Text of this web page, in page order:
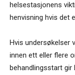
helsestasjonens
henvisning hvis det
Hvis undersøkelser
innen ett eller flere
behandlingsstart gir